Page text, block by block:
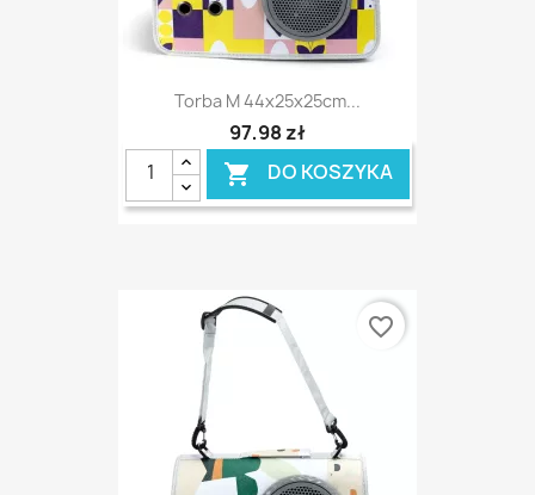
Torba M 44x25x25cm...
97,98 zł
 DO KOSZYKA
favorite_border